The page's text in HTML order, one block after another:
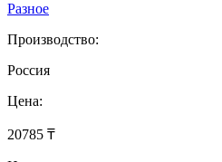
Разное
Производство:
Россия
Цена:
20785 ₸